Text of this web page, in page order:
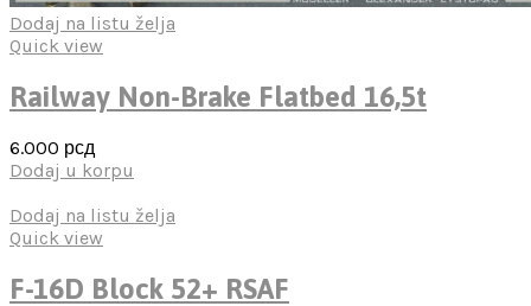
Dodaj na listu želja
Quick view
Railway Non-Brake Flatbed 16,5t
6.000 рсд
Dodaj u korpu
Dodaj na listu želja
Quick view
F-16D Block 52+ RSAF